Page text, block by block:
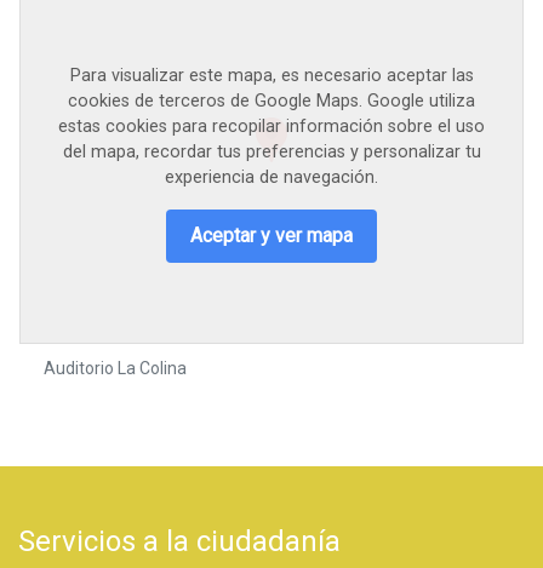
Para visualizar este mapa, es necesario aceptar las
cookies de terceros de Google Maps. Google utiliza
estas cookies para recopilar información sobre el uso
del mapa, recordar tus preferencias y personalizar tu
experiencia de navegación.
Aceptar y ver mapa
Auditorio La Colina
Servicios a la ciudadanía